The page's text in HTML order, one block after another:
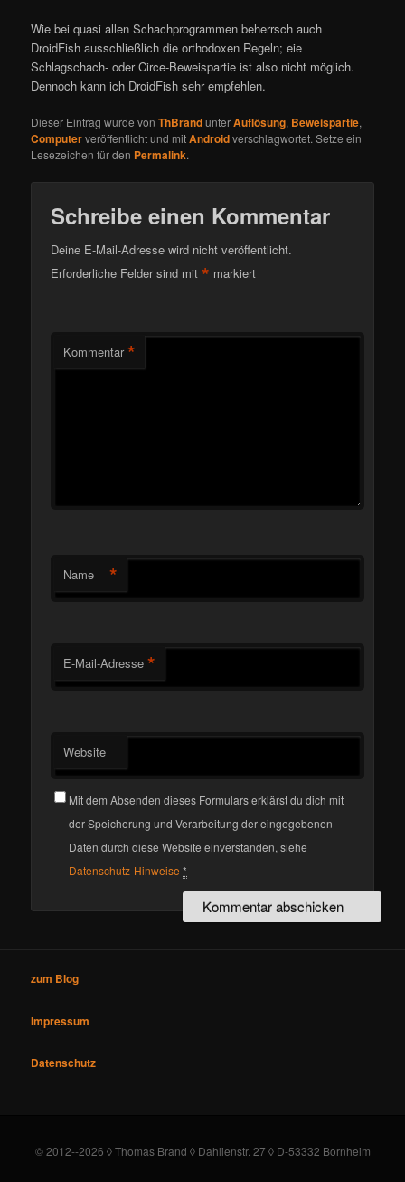
Wie bei quasi allen Schachprogrammen beherrsch auch
DroidFish ausschließlich die orthodoxen Regeln; eie
Schlagschach- oder Circe-Beweispartie ist also nicht möglich.
Dennoch kann ich DroidFish sehr empfehlen.
Dieser Eintrag wurde vonThBrandunterAuflösung, Beweispartie,
Computerveröffentlicht und mitAndroidverschlagwortet. Setze ein
Lesezeichen für den Permalink.
Schreibe einen Kommentar
Deine E-Mail-Adresse wird nicht veröffentlicht.
Erforderliche Felder sind mit* markiert
Kommentar *
Name *
E-Mail-Adresse *
Website
Mit dem Absenden dieses Formulars erklärst du dich mit
der Speicherung und Verarbeitung der eingegebenen
Daten durch diese Website einverstanden, siehe
Datenschutz-Hinweise *
zum Blog
Impressum
Datenschutz
© 2012--2026 ◊ Thomas Brand ◊ Dahlienstr. 27 ◊ D-53332 Bornheim